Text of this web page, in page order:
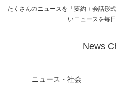
たくさんのニュースを「要約＋会話形
いニュースを毎
News
ニュース・社会